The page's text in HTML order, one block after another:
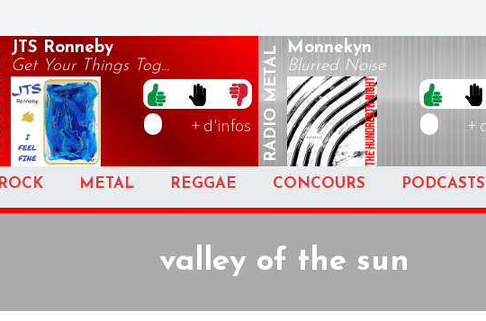
JTS Ronneby
Get Your Things Tog...
+ d'infos RADIO
METAL Monnekyn
Blurred Noise
+
ROCK METAL REGGAE CONCOURS PODCASTS
valley of the sun